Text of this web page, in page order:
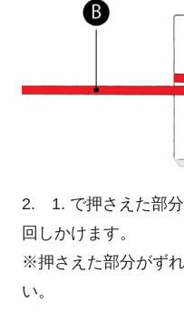
2. 1. で押さえた部分
回しかけます。
※押さえた部分がず
い。